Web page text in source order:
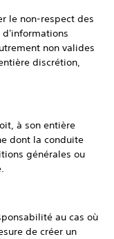
non-respect des
d'informations
non valides
discrétion,
à son entière
dont la conduite
générales ou
au cas où
de créer un